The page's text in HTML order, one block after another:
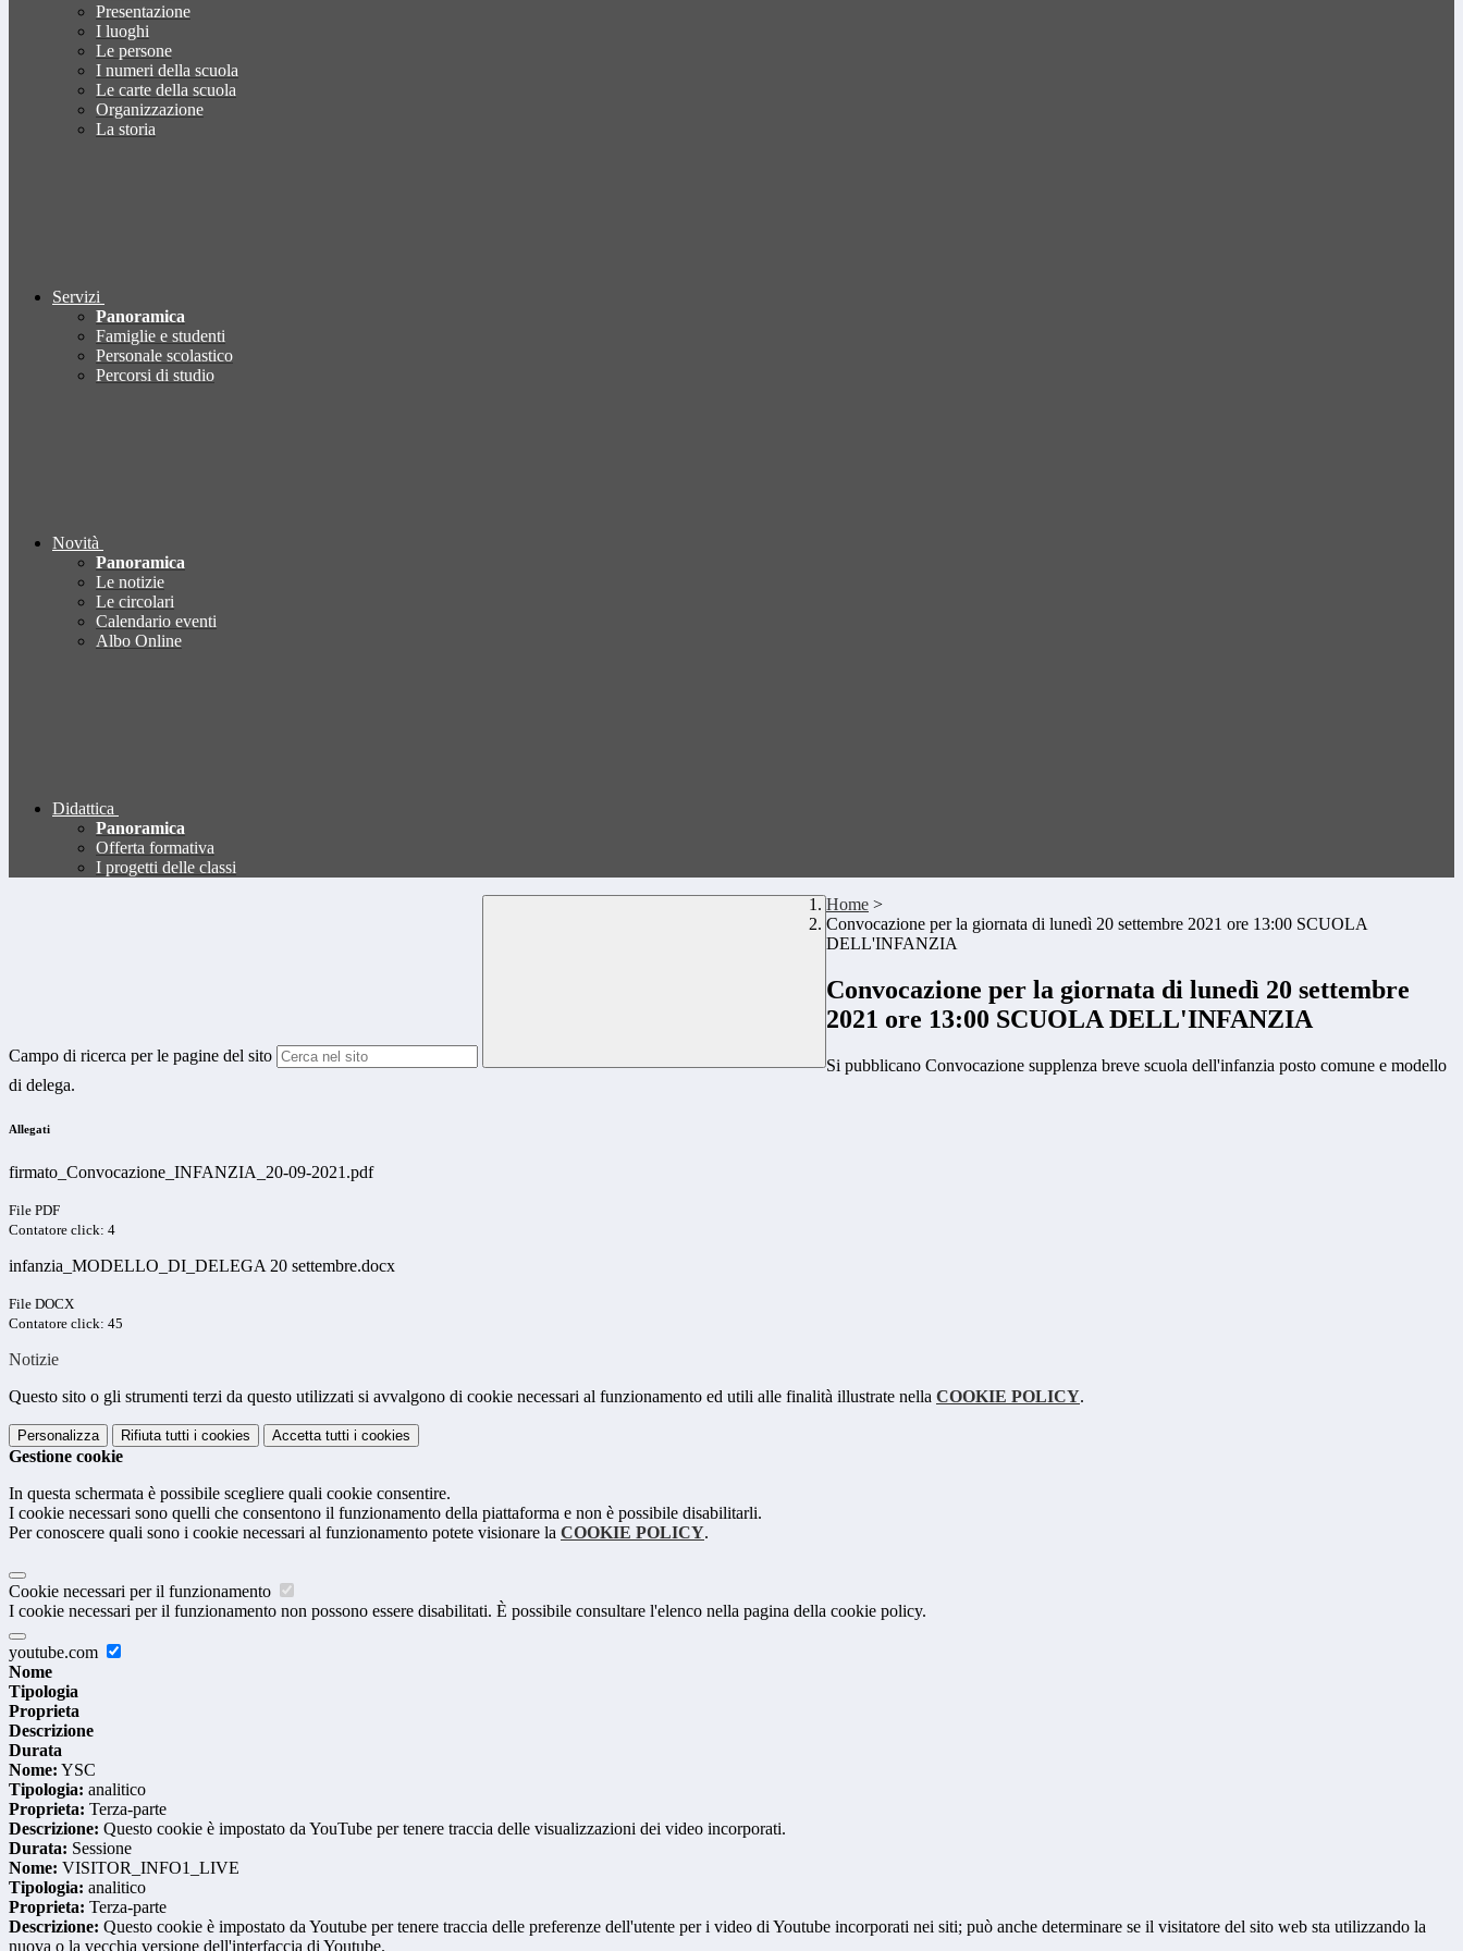
Presentazione
I luoghi
Le persone
I numeri della scuola
Le carte della scuola
Organizzazione
La storia
Servizi
Panoramica
Famiglie e studenti
Personale scolastico
Percorsi di studio
Novità
Panoramica
Le notizie
Le circolari
Calendario eventi
Albo Online
Didattica
Panoramica
Offerta formativa
I progetti delle classi
Campo di ricerca per le pagine del sito
Home >
Convocazione per la giornata di lunedì 20 settembre 2021 ore 13:00 SCUOLA
DELL'INFANZIA
Convocazione per la giornata di lunedì 20 settembre
2021 ore 13:00 SCUOLA DELL'INFANZIA
Si pubblicano Convocazione supplenza breve scuola dell'infanzia posto comune e modello
di delega.
Allegati
firmato_Convocazione_INFANZIA_20-09-2021.pdf
File PDF
Contatore click: 4
infanzia_MODELLO_DI_DELEGA 20 settembre.docx
File DOCX
Contatore click: 45
Notizie
Questo sito o gli strumenti terzi da questo utilizzati si avvalgono di cookie necessari al funzionamento ed utili alle finalità illustrate nella COOKIE POLICY.
Personalizza Rifiuta tutti i cookies Accetta tutti i cookies
Gestione cookie
In questa schermata è possibile scegliere quali cookie consentire.
I cookie necessari sono quelli che consentono il funzionamento della piattaforma e non è possibile disabilitarli.
Per conoscere quali sono i cookie necessari al funzionamento potete visionare la COOKIE POLICY.
Cookie necessari per il funzionamento
I cookie necessari per il funzionamento non possono essere disabilitati. È possibile consultare l'elenco nella pagina della cookie policy.
youtube.com
Nome
Tipologia
Proprieta
Descrizione
Durata
Nome: YSC
Tipologia: analitico
Proprieta: Terza-parte
Descrizione: Questo cookie è impostato da YouTube per tenere traccia delle visualizzazioni dei video incorporati.
Durata: Sessione
Nome: VISITOR_INFO1_LIVE
Tipologia: analitico
Proprieta: Terza-parte
Descrizione: Questo cookie è impostato da Youtube per tenere traccia delle preferenze dell'utente per i video di Youtube incorporati nei siti; può anche determinare se il visitatore del sito web sta utilizzando la
nuova o la vecchia versione dell'interfaccia di Youtube.